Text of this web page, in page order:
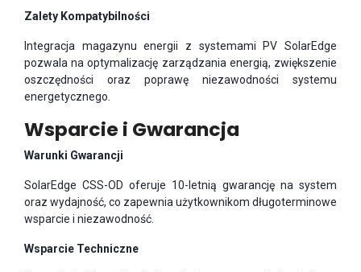
Zalety Kompatybilności
Integracja magazynu energii z systemami PV SolarEdge
pozwala na optymalizację zarządzania energią, zwiększenie
oszczędności oraz poprawę niezawodności systemu
energetycznego.
Wsparcie i Gwarancja
Warunki Gwarancji
SolarEdge CSS-OD oferuje 10-letnią gwarancję na system
oraz wydajność, co zapewnia użytkownikom długoterminowe
wsparcie i niezawodność.
Wsparcie Techniczne